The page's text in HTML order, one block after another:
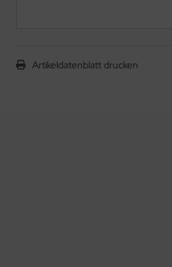
Artikeldatenblatt drucken